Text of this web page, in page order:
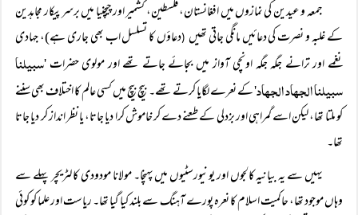
جمعہ و عیدین کی نمازوں میں افغانستان، فلسطین، کشمیر اور چیچنیا میں برسرپیکار مجاہدین
کے غلبہ و نصرت کی دعائیں مانگی جاتی تھیں (دعاؤں کا تسلسل اب بھی جاری ہے)، جہادی
نغمے اور ترانے جگہ جگہ اونچی آواز میں بجائے جاتے تھے اور مولوی حضرات 'سبیلنا
سبیلنا الجھاد الجھاد' کے نعرے لگایا کرتے تھے۔ بیچ بیچ میں کسی عالم کا اختلاف بھی سننے
کو ملتا تھا، لیکن اسے گمراہی اور بزدلی کے طعنے دے کر خاموش کرا دیا جاتا، یا نظر انداز کر دیا جاتا
تھا۔
یہیں سے یہ بیانیہ کالجوں اور یونیورسٹیوں میں پہنچا۔ مولانا مودودی کا لٹریچر پہلے سے
وہاں موجود تھا، حاکمیت اسلام کا نعرہ پورے آہنگ سے بلند کیا گیا تھا۔ ریاست اور علما کو کوئی